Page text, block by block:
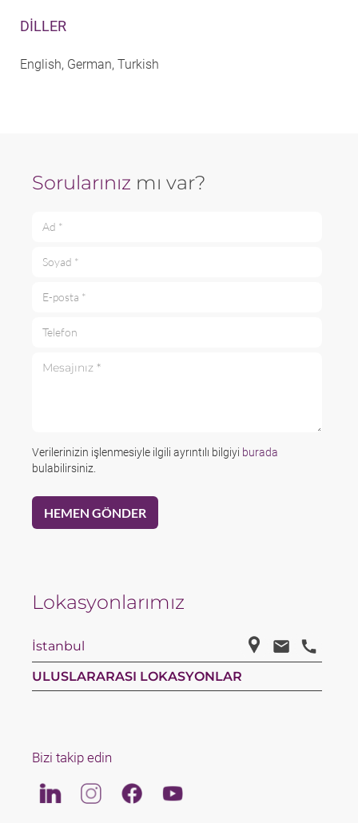
DILLER
English, German, Turkish
Sorularınız mı var?
Verilerinizin işlenmesiyle ilgili ayrıntılı bilgiyi burada
bulabilirsiniz.
Lokasyonlarımız
İstanbul
ULUSLARARASI LOKASYONLAR
Bizi takip edin
LinkedinInstagramFacebookYoutube